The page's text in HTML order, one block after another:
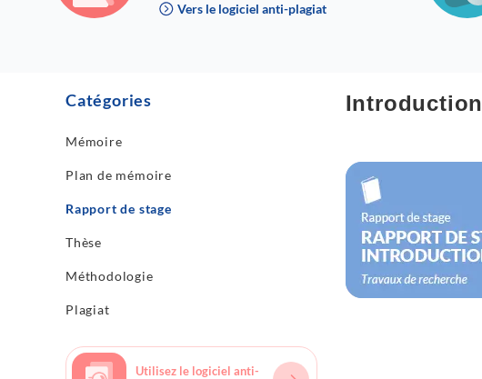
Vers le logiciel anti-plagiat
Catégories
Mémoire
Plan de mémoire
Rapport de stage
Thèse
Méthodologie
Plagiat
Utilisez le logiciel anti-
Introduction
Lire plus